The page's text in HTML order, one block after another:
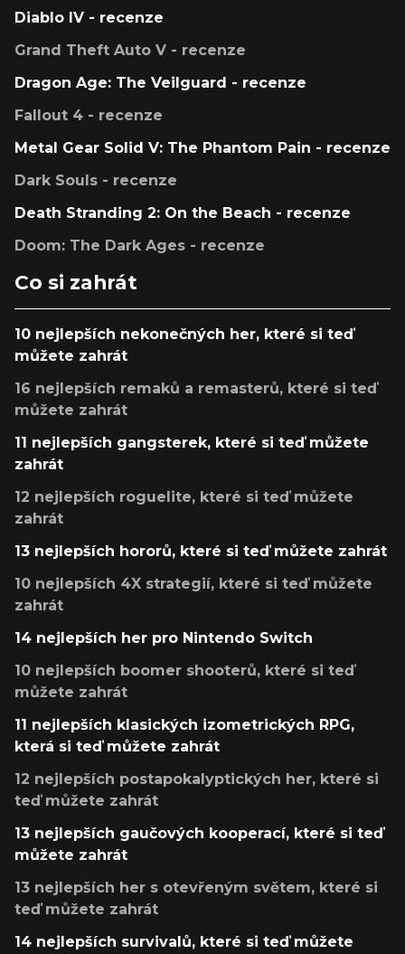
Diablo IV - recenze
Grand Theft Auto V - recenze
Dragon Age: The Veilguard - recenze
Fallout 4 - recenze
Metal Gear Solid V: The Phantom Pain - recenze
Dark Souls - recenze
Death Stranding 2: On the Beach - recenze
Doom: The Dark Ages - recenze
Co si zahrát
10 nejlepších nekonečných her, které si teď
můžete zahrát
16 nejlepších remaků a remasterů, které si teď
můžete zahrát
11 nejlepších gangsterek, které si teď můžete
zahrát
12 nejlepších roguelite, které si teď můžete
zahrát
13 nejlepších hororů, které si teď můžete zahrát
10 nejlepších 4X strategií, které si teď můžete
zahrát
14 nejlepších her pro Nintendo Switch
10 nejlepších boomer shooterů, které si teď
můžete zahrát
11 nejlepších klasických izometrických RPG,
která si teď můžete zahrát
12 nejlepších postapokalyptických her, které si
teď můžete zahrát
13 nejlepších gaučových kooperací, které si teď
můžete zahrát
13 nejlepších her s otevřeným světem, které si
teď můžete zahrát
14 nejlepších survivalů, které si teď můžete